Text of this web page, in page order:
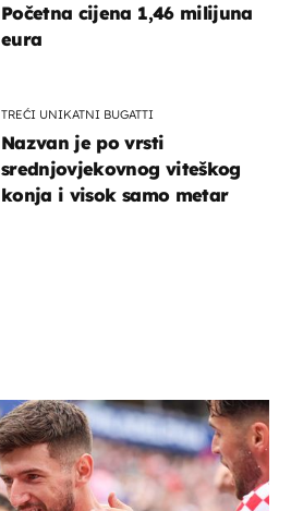
Početna cijena 1,46 milijuna
eura
TREĆI UNIKATNI BUGATTI
Nazvan je po vrsti
srednjovjekovnog viteškog
konja i visok samo metar